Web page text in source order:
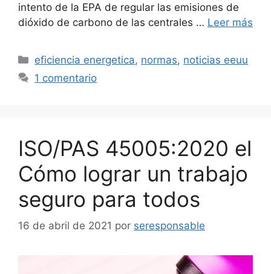
intento de la EPA de regular las emisiones de
dióxido de carbono de las centrales … Leer más
Categorías
eficiencia energetica, normas, noticias eeuu
1 comentario
ISO/PAS 45005:2020 el
Cómo lograr un trabajo
seguro para todos
16 de abril de 2021 por seresponsable